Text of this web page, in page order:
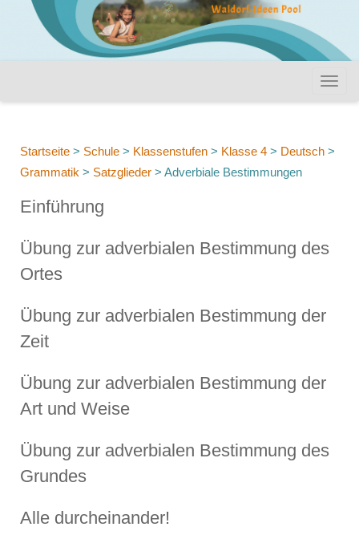
Startseite > Schule > Klassenstufen > Klasse 4 > Deutsch >
Grammatik > Satzglieder > Adverbiale Bestimmungen
Einführung
Übung zur adverbialen Bestimmung des
Ortes
Übung zur adverbialen Bestimmung der
Zeit
Übung zur adverbialen Bestimmung der
Art und Weise
Übung zur adverbialen Bestimmung des
Grundes
Alle durcheinander!